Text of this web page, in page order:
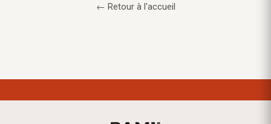
← Retour à l'accueil